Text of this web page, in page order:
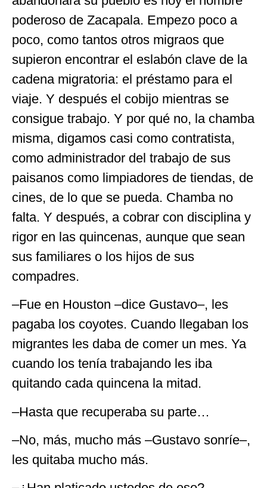
poderoso de Zacapala. Empezo poco a
poco, como tantos otros migraos que
supieron encontrar el eslabón clave de la
cadena migratoria: el préstamo para el
viaje. Y después el cobijo mientras se
consigue trabajo. Y por qué no, la chamba
misma, digamos casi como contratista,
como administrador del trabajo de sus
paisanos como limpiadores de tiendas, de
cines, de lo que se pueda. Chamba no
falta. Y después, a cobrar con disciplina y
rigor en las quincenas, aunque que sean
sus familiares o los hijos de sus
compadres.
–Fue en Houston –dice Gustavo–, les
pagaba los coyotes. Cuando llegaban los
migrantes les daba de comer un mes. Ya
cuando los tenía trabajando les iba
quitando cada quincena la mitad.
–Hasta que recuperaba su parte…
–No, más, mucho más –Gustavo sonríe–,
les quitaba mucho más.